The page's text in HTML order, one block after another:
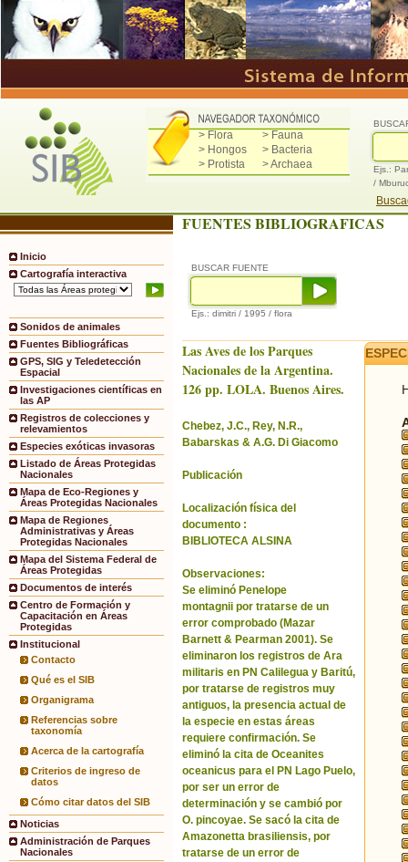
> Flora
> Fauna
> Hongos
> Bacteria
> Protista
> Archaea
Ejs.:
/
Inicio
Cartografía interactiva
Sonidos de animales
Fuentes Bibliográficas
GPS, SIG y Teledetección
Espacial
Investigaciones científicas en
las AP
Registros de colecciones y
relevamientos
Especies exóticas invasoras
Listado de Áreas Protegidas
Nacionales
Mapa de Eco-Regiones y
Áreas Protegidas Nacionales
Mapa de Regiones
Administrativas y Áreas
Protegidas Nacionales
Mapa del Sistema Federal de
Áreas Protegidas
Documentos de interés
Centro de Formación y
Capacitación en Áreas
Protegidas
Institucional
Contacto
Qué es el SIB
Organigrama
Referencias sobre
taxonomía
Acerca de la cartografía
Criterios de ingreso de
datos
Cómo citar datos del SIB
Noticias
Administración de Parques
Nacionales
FUENTES BIBLIOGRAFICAS
BUSCAR FUENTE
Ejs.: dimitri / 1995 / flora
Las Aves de los Parques
Nacionales de la Argentina.
126 pp. LOLA. Buenos Aires.
Chebez, J.C., Rey, N.R.,
Babarskas & A.G. Di Giacomo
Publicación
Localización física del
documento :
BIBLIOTECA ALSINA
Observaciones:
Se eliminó Penelope
montagnii por tratarse de un
error comprobado (Mazar
Barnett & Pearman 2001). Se
eliminaron los registros de Ara
militaris en PN Calilegua y Baritú,
por tratarse de registros muy
antiguos, la presencia actual de
la especie en estas áreas
requiere confirmación. Se
eliminó la cita de Oceanites
oceanicus para el PN Lago Puelo,
por ser un error de
determinación y se cambió por
O. pincoyae. Se sacó la cita de
Amazonetta brasiliensis, por
tratarse de un error de